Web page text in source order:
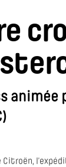
animée
Citroën,